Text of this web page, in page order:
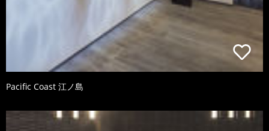
Pacific Coast 江ノ島